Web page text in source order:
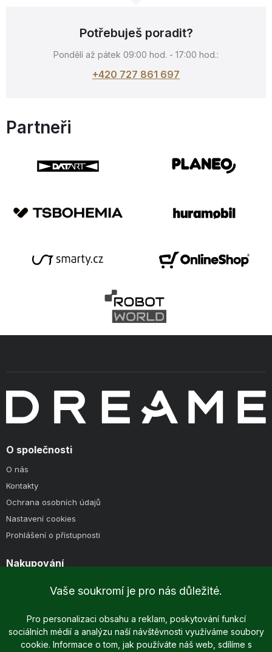
Potřebuješ poradit?
Pondělí až pátek 09:00 hod. - 17:00 hod.:
+420 727 861 697
Partneři
O společnosti
O nás
Kontakty
Ochrana osobních údajů
Nastavení cookies
Prohlášení o přístupnosti
Nakupování
Obchodní podmínky
Vaše soukromí je pro nás důležité.
Pro personalizaci obsahu a reklam, poskytování funkcí
sociálních médií a analýzu naší návštěvnosti využíváme soubory
cookie. Informace o tom, jak používáte náš web, sdílíme s